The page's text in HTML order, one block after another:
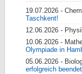
19.07.2026 -
Taschkent!
12.06.2026 -
10.06.2026 -
Olympiade in
05.06.2026 -
erfolgreich beendet